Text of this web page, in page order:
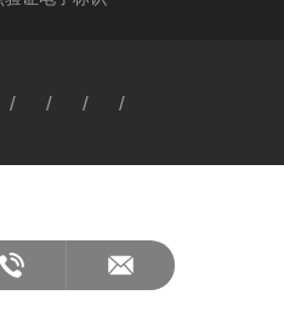
/ / / /